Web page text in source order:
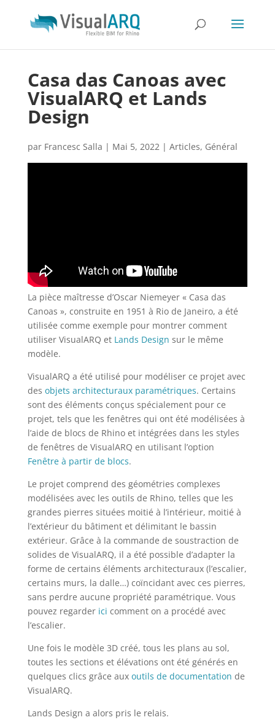
Casa das Canoas avec
VisualARQ et Lands
Design
par Francesc Salla | Mai 5, 2022| Articles, Général
La pièce maîtresse d’Oscar Niemeyer « Casa das
Canoas », construite en 1951 à Rio de Janeiro, a été
utilisée comme exemple pour montrer comment
utiliser VisualARQ et Lands Design sur le même
modèle.
VisualARQ a été utilisé pour modéliser ce projet avec
des objets architecturaux paramétriques. Certains
sont des éléments conçus spécialement pour ce
projet, tels que les fenêtres qui ont été modélisées à
l’aide de blocs de Rhino et intégrées dans les styles
de fenêtres de VisualARQ en utilisant l’option
Fenêtre à partir de blocs.
Le projet comprend des géométries complexes
modélisées avec les outils de Rhino, telles que les
grandes pierres situées moitié à l’intérieur, moitié à
l’extérieur du bâtiment et délimitant le bassin
extérieur. Grâce à la commande de soustraction de
solides de VisualARQ, il a été possible d’adapter la
forme de certains éléments architecturaux (l’escalier,
certains murs, la dalle…) coïncidant avec ces pierres,
sans perdre aucune propriété paramétrique. Vous
pouvez regarder ici comment on a procédé avec
l’escalier.
Une fois le modèle 3D créé, tous les plans au sol,
toutes les sections et élévations ont été générés en
quelques clics grâce aux outils de documentation de
VisualARQ.
Lands Design a alors pris le relais.